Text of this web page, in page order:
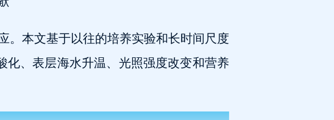
。本文基于以往的培养实验和长时间尺度
、表层海水升温、光照强度改变和营养